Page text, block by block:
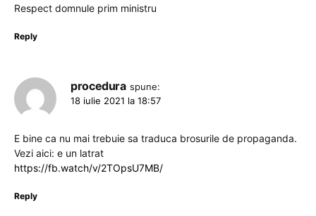
Respect domnule prim ministru
Reply
procedura spune:
18 iulie 2021 la 18:57
E bine ca nu mai trebuie sa traduca brosurile de propaganda.
Vezi aici: e un latrat
https://fb.watch/v/2TOpsU7MB/
Reply